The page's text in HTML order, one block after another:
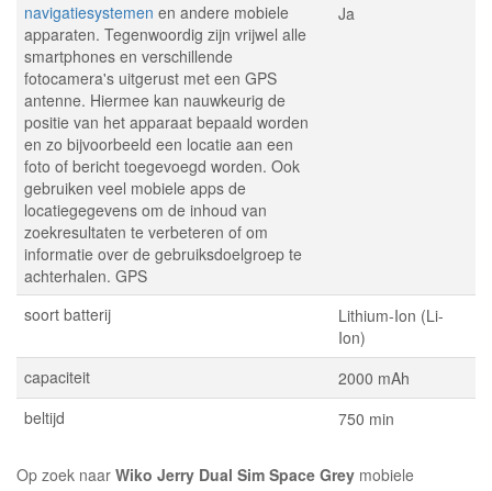
navigatiesystemen en andere mobiele
apparaten. Tegenwoordig zijn vrijwel alle
smartphones en verschillende
fotocamera's uitgerust met een GPS
antenne. Hiermee kan nauwkeurig de
positie van het apparaat bepaald worden
en zo bijvoorbeeld een locatie aan een
foto of bericht toegevoegd worden. Ook
gebruiken veel mobiele apps de
locatiegegevens om de inhoud van
zoekresultaten te verbeteren of om
informatie over de gebruiksdoelgroep te
achterhalen. GPS
Ja
soort batterij
Lithium-Ion (Li-
Ion)
capaciteit
2000 mAh
beltijd
750 min
Op zoek naar Wiko Jerry Dual Sim Space Grey mobiele